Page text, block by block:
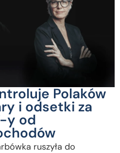
Polaków
i odsetki za
y od
ruszyła do